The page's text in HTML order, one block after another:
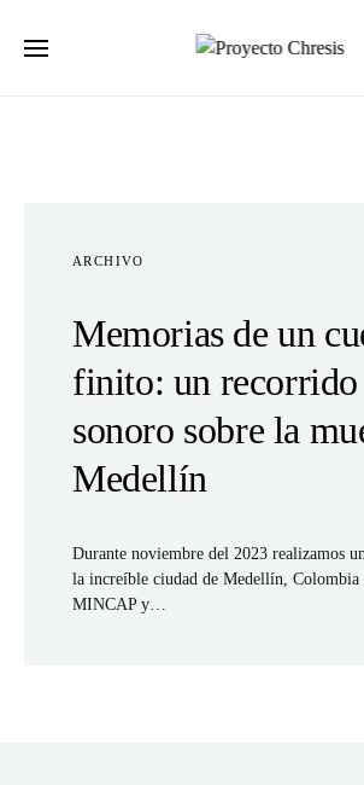
ARCHIVO
Memorias de un
finito: un recorrido
sonoro sobre la
Medellín
Durante noviembre del 2023 realizamos
la increíble ciudad de Medellín, Colombia
MINCAP y…